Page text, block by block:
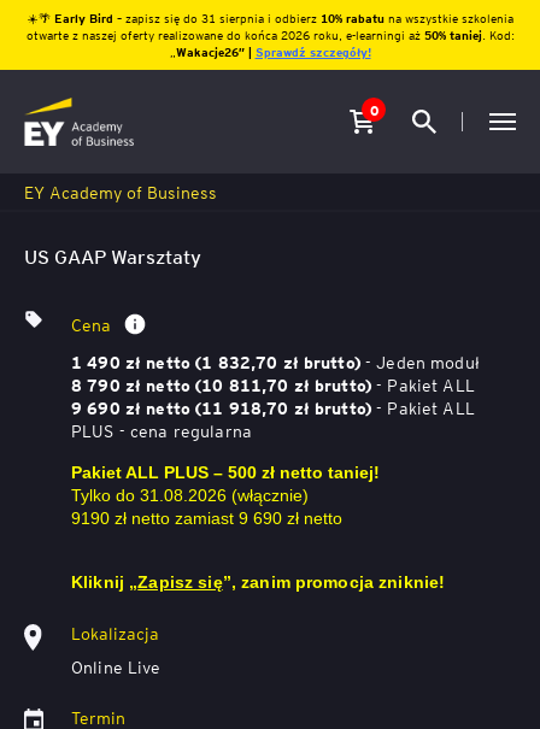
☀️🌴 Early Bird – zapisz się do 31 sierpnia i odbierz10% rabatu na wszystkie szkolenia
otwarte z naszej oferty realizowane do końca 2026 roku, e-learningi aż 50% taniej. Kod:
Wakacje26″ | Sprawdź szczegóły!
0
EY Academy of Business
US GAAP Warsztaty
Cena
1 490 zł netto (1 832,70 zł brutto)- Jeden moduł
8 790 zł netto (10 811,70 zł brutto) - Pakiet ALL
9 690 zł netto (11 918,70 zł brutto) - Pakiet ALL
PLUS - cena regularna
Pakiet ALL PLUS – 500 zł netto taniej!
Tylko do 31.08.2026 (włącznie)
9190 zł netto zamiast 9 690 zł netto
Kliknij „Zapisz się”, zanim promocja zniknie!
Lokalizacja
Online Live
Termin